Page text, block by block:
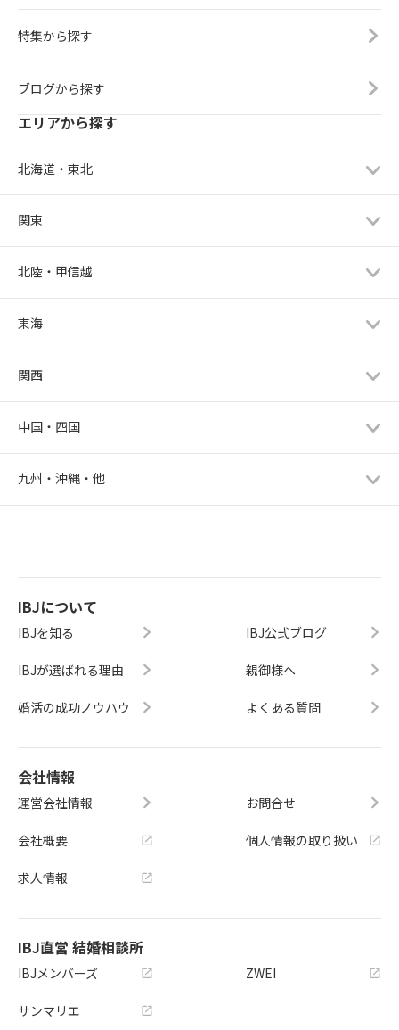
特集から探す
ブログから探す
エリアから探す
北海道・東北
関東
北陸・甲信越
東海
関西
中国・四国
九州・沖縄・他
IBJについて
IBJを知る
IBJが選ばれる理由
婚活の成功ノウハウ
IBJ公式ブログ
親御様へ
よくある質問
会社情報
運営会社情報
会社概要
求人情報
お問合せ
個人情報の取り扱い
IBJ直営 結婚相談所
IBJメンバーズ
サンマリエ
ZWEI